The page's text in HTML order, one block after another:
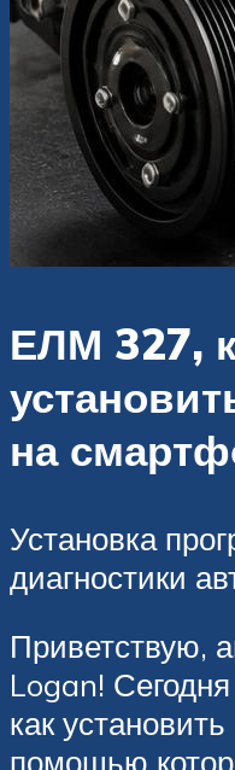
ЕЛМ 327,
на
Установка
диагностики
Приветствую,
Logan!
как
помощью